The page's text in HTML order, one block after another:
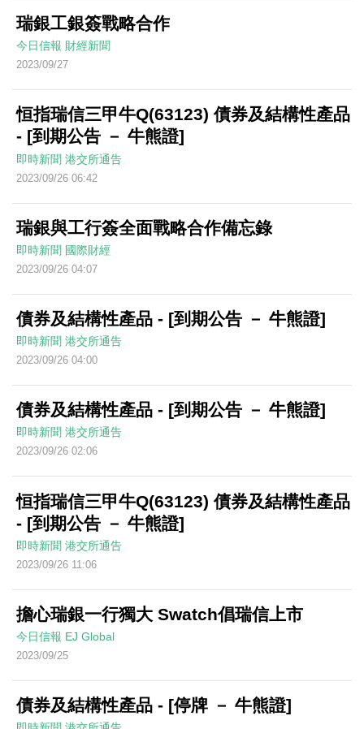
瑞銀工銀簽戰略合作
今日信報 財經新聞
2023/09/27
恒指瑞信三甲牛Q(63123) 債券及結構性產品
- [到期公告 － 牛熊證]
即時新聞 港交所通告
2023/09/26 06:42
瑞銀與工行簽全面戰略合作備忘錄
即時新聞 國際財經
2023/09/26 04:07
債券及結構性產品 - [到期公告 － 牛熊證]
即時新聞 港交所通告
2023/09/26 04:00
債券及結構性產品 - [到期公告 － 牛熊證]
即時新聞 港交所通告
2023/09/26 02:06
恒指瑞信三甲牛Q(63123) 債券及結構性產品
- [到期公告 － 牛熊證]
即時新聞 港交所通告
2023/09/26 11:06
擔心瑞銀一行獨大 Swatch倡瑞信上市
今日信報 EJ Global
2023/09/25
債券及結構性產品 - [停牌 － 牛熊證]